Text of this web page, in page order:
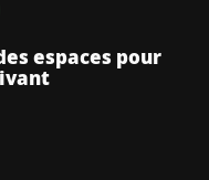
espaces pour